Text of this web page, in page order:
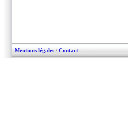
Mentions légales / Contact